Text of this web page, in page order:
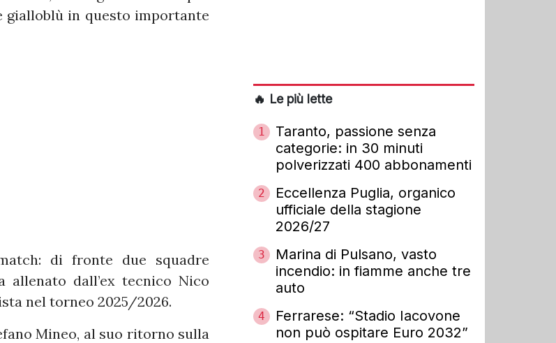
gialloblù in questo importante
di fronte due squadre
allenato dall’ex tecnico Nico
nel torneo 2025/2026.
Mineo, al suo ritorno sulla
🔥 Le più lette
1
Taranto, passione senza
categorie: in 30 minuti
polverizzati 400 abbonamenti
2
Eccellenza Puglia, organico
ufficiale della stagione
2026/27
3
Marina di Pulsano, vasto
incendio: in fiamme anche tre
auto
4
Ferrarese: “Stadio Iacovone
non può ospitare Euro 2032”